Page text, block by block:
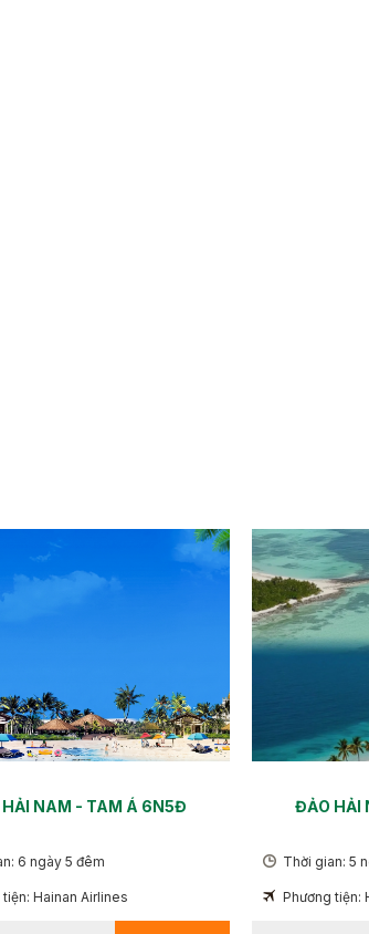
NAM - TAM Á 6N5Đ
6 ngày 5 đêm
Hainan Airlines
ĐẢO HẢI
Thời gian: 5
Phương tiện: